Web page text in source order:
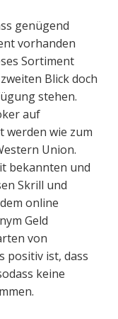
genügend
vorhanden
Sortiment
Blick doch
stehen.
auf
werden wie zum
Union.
bekannten und
Skrill und
online
Geld
von
positiv ist, dass
keine